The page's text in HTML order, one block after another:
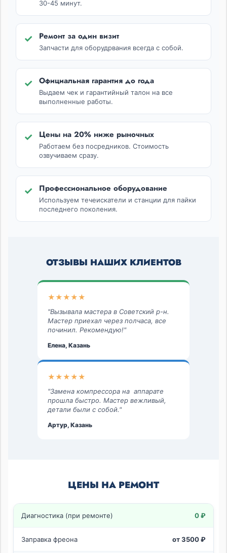
30-45 минут.
✓ Ремонт за один визит
Запчасти для оборудрвания всегда с собой.
✓ Официальная гарантия до года
Выдаем чек и гарантийный талон на все
выполненные работы.
✓ Цены на 20% ниже рыночных
Работаем без посредников. Стоимость
озвучиваем сразу.
✓ Профессиональное оборудование
Используем течеискатели и станции для пайки
последнего поколения.
ОТЗЫВЫ НАШИХ КЛИЕНТОВ
★★★★★
"Вызывала мастера в Советский р-н.
Мастер приехал через полчаса, все
починил. Рекомендую!"
Елена, Казань
★★★★★
"Замена компрессора на аппарате
прошла быстро. Мастер вежливый,
детали были с собой."
Артур, Казань
ЦЕНЫ НА РЕМОНТ
Диагностика (при ремонте) 0 ₽
Заправка фреона от 3500 ₽